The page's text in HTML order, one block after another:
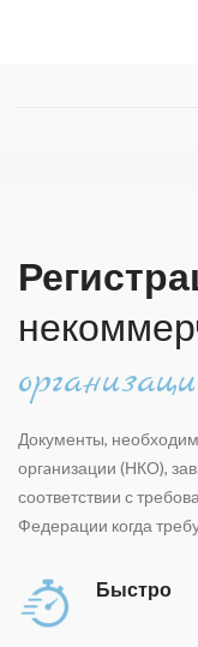
Документы,
оргaнизации (НКО),
соответствии с
Федерации когда
Быстро